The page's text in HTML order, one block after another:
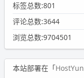
标签总数:801
评论总数:3644
浏览总数:9704501
本站部署在「HostYun